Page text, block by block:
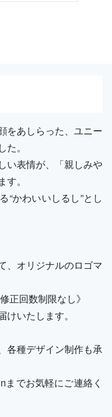
をあしらった、ユニー
。
い表情が、「親しみや
。
“かわいいしるし”とし
、オリジナルのロゴマ
正回数制限なし》
いたします。
各種デザイン制作も承
でお気軽にご連絡く